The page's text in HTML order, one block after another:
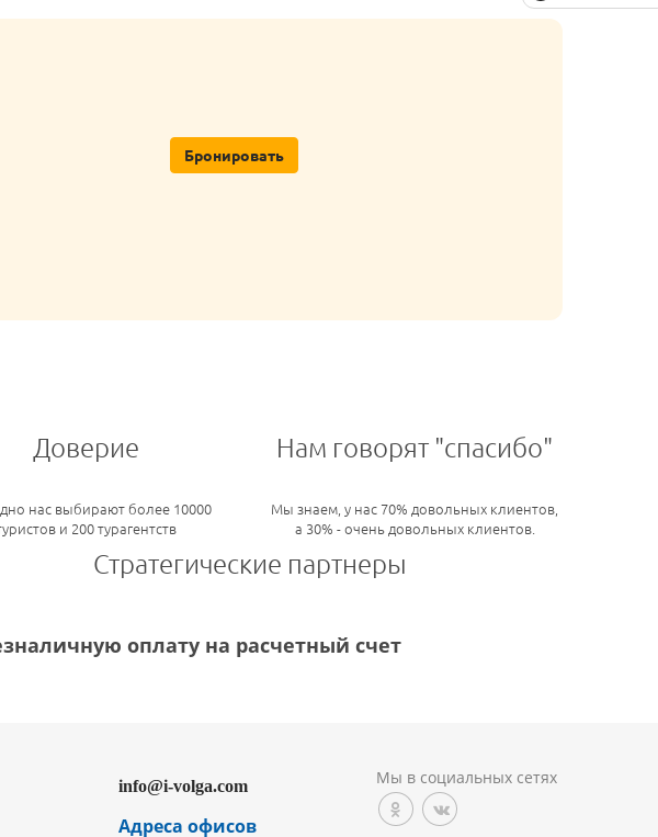
Бронировать
Доверие
нас выбирают более 10000
и 200 турагентств
Нам говорят "спасибо"
Мы знаем, у нас 70% довольных клиентов,
а 30% - очень довольных клиентов.
Стратегические партнеры
оплату на расчетный счет
info@i-volga.com
Адреса офисов
Мы в социальных сетях